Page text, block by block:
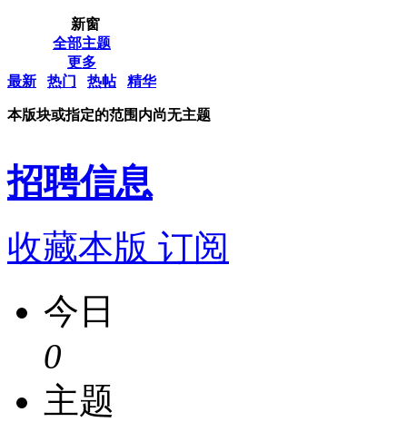
新窗
全部主题
更多
最新
热门 热帖 精华
本版块或指定的范围内尚无主题
招聘信息
收藏本版 订阅
今日
0
主题